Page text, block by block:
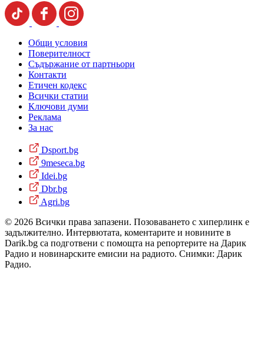
Общи условия
Поверителност
Съдържание от партньори
Контакти
Етичен кодекс
Всички статии
Ключови думи
Реклама
За нас
Dsport.bg
9meseca.bg
Idei.bg
Dbr.bg
Agri.bg
© 2026 Всички права запазени. Позоваването с хиперлинк е
задължително. Интервютата, коментарите и новините в
Darik.bg са подготвени с помощта на репортерите на Дарик
Радио и новинарските емисии на радиото. Снимки: Дарик
Радио.